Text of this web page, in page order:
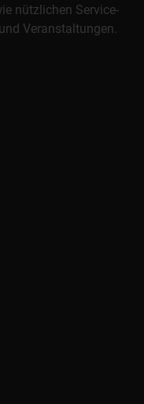
nützlichen Service-
Veranstaltungen.